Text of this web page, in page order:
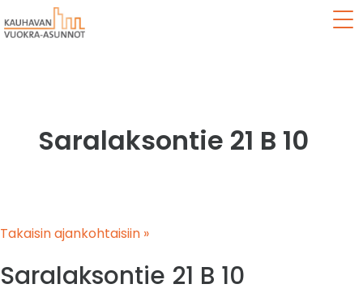
Saralaksontie 21 B 10
Takaisin ajankohtaisiin »
Saralaksontie 21 B 10